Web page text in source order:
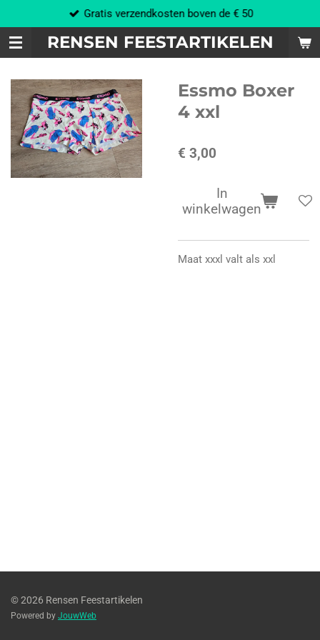
direct
naar
de
hoofdinhoud
RENSEN FEESTARTIKELEN
Gratis verzendkosten boven de € 50
Essmo Boxer
4 xxl
€ 3,00
In
winkelwagen
Maat xxxl valt als xxl
© 2026 Rensen Feestartikelen
Powered by JouwWeb